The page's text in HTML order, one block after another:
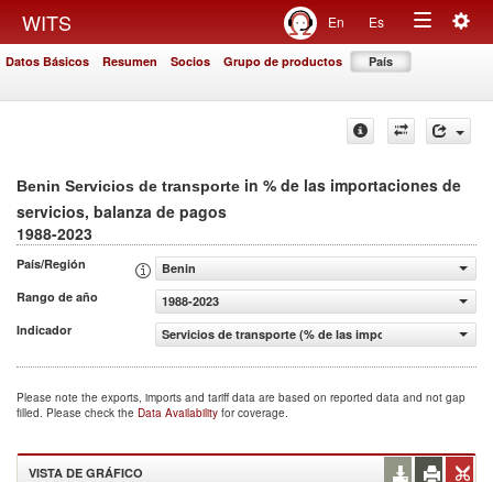
WITS En Es
Toggle
Datos Básicos Resumen Socios Grupo de productos País
Benin Servicios de transporte in % de las importaciones de
servicios, balanza de pagos
1988-2023
País/Región
Benin
Rango de año
1988-2023
Indicador
Servicios de transporte (% de las importaciones de
Please note the exports, imports and tariff data are based on reported data and not gap
filled. Please check the Data Availability for coverage.
VISTA DE GRÁFICO